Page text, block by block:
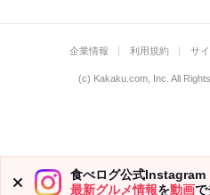
食べログ公式Instagram
最新グルメ情報を動画で
企業情報 利用規約 サ
(c) Kakaku.com, Inc. All